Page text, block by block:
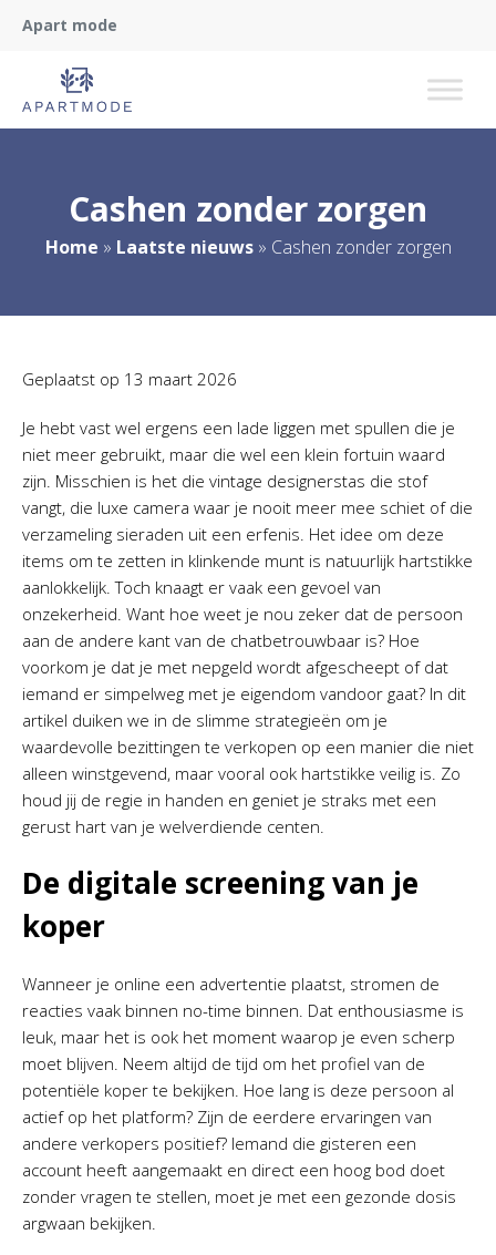
Apart mode
Cashen zonder zorgen
Home » Laatste nieuws» Cashen zonder zorgen
Geplaatst op 13 maart 2026
Je hebt vast wel ergens een lade liggen met spullen die je
niet meer gebruikt, maar die wel een klein fortuin waard
zijn. Misschien is het die vintage designerstas die stof
vangt, die luxe camera waar je nooit meer mee schiet of die
verzameling sieraden uit een erfenis. Het idee om deze
items om te zetten in klinkende munt is natuurlijk hartstikke
aanlokkelijk. Toch knaagt er vaak een gevoel van
onzekerheid. Want hoe weet je nou zeker dat de persoon
aan de andere kant van de chatbetrouwbaar is? Hoe
voorkom je dat je met nepgeld wordt afgescheept of dat
iemand er simpelweg met je eigendom vandoor gaat? In dit
artikel duiken we in de slimme strategieën om je
waardevolle bezittingen te verkopen op een manier die niet
alleen winstgevend, maar vooral ook hartstikke veilig is. Zo
houd jij de regie in handen en geniet je straks met een
gerust hart van je welverdiende centen.
De digitale screening van je
koper
Wanneer je online een advertentie plaatst, stromen de
reacties vaak binnen no-time binnen. Dat enthousiasme is
leuk, maar het is ook het moment waarop je even scherp
moet blijven. Neem altijd de tijd om het profiel van de
potentiële koper te bekijken. Hoe lang is deze persoon al
actief op het platform? Zijn de eerdere ervaringen van
andere verkopers positief? Iemand die gisteren een
account heeft aangemaakt en direct een hoog bod doet
zonder vragen te stellen, moet je met een gezonde dosis
argwaan bekijken.